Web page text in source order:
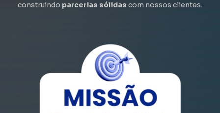
construindo parcerias sólidas com nossos clientes.